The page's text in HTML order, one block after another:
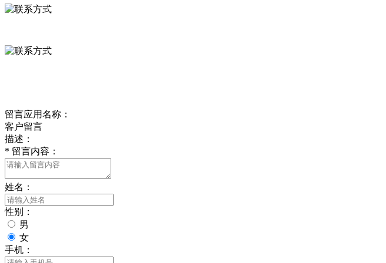
留言应用名称：
客户留言
描述：
* 留言内容：
姓名：
性别：
男
女
手机：